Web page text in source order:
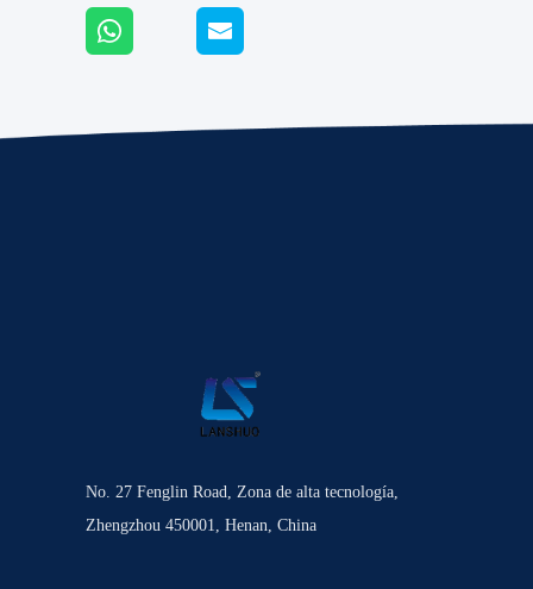
No. 27 Fenglin Road, Zona de alta tecnología,
Zhengzhou 450001, Henan, China